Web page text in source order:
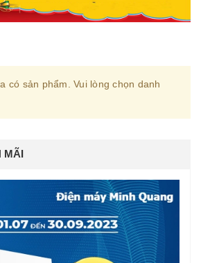
có sản phẩm. Vui lòng chọn danh
MÃI